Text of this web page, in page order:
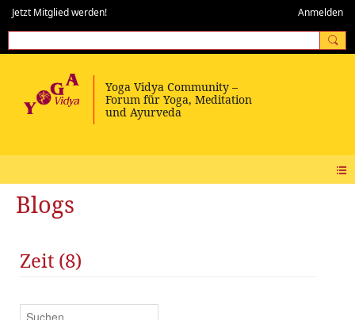
Jetzt Mitglied werden! Anmelden
Blogs
Zeit (8)